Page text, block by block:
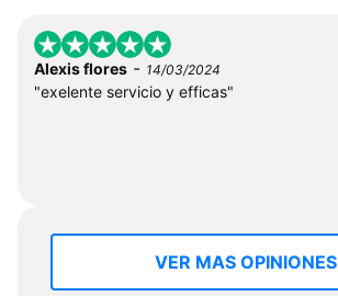
Alexis flores - 14/03/2024
"exelente servicio y efficas"
VER MAS OPINIONES